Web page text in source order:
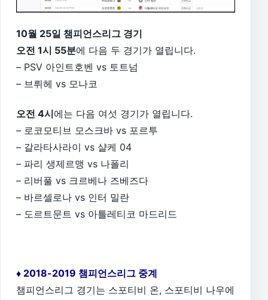
10월 25일 챔피언스리그 경기
오전 1시 55분에 다음 두 경기가 열립니다.
– PSV 아인트호벤 vs 토트넘
– 브뤼헤 vs 모나코
오전 4시에는 다음 여섯 경기가 열립니다.
– 로코모티브 모스크바 vs 포르투
– 갈라타사라이 vs 샬케 04
– 파리 생제르맹 vs 나폴리
– 리버풀 vs 크르베나 즈베즈다
– 바르셀로나 vs 인터 밀란
– 도르트문트 vs 아틀레티코 마드리드
♦ 2018-2019 챔피언스리그 중계
챔피언스리그 경기는 스포티비 온, 스포티비 나우에